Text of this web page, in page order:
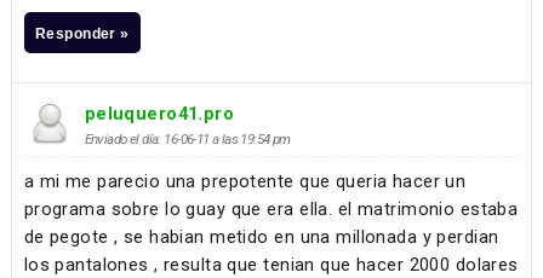
Responder »
peluquero41.pro
Enviado el día: 16-06-11 a las 19:54 pm
a mi me parecio una prepotente que queria hacer un
programa sobre lo guay que era ella. el matrimonio estaba
de pegote , se habian metido en una millonada y perdian
los pantalones , resulta que tenian que hacer 2000 dolares